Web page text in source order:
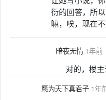
衍的回答，所
嘛，唉，现在
暗夜无情 1年前
对的，楼主
愿为天下真君子 1年